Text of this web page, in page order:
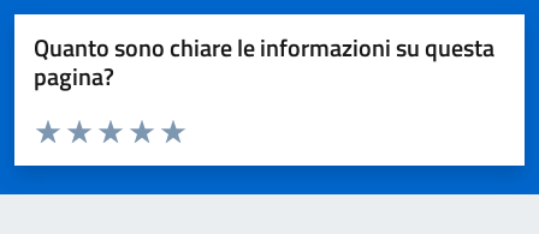
Quanto sono chiare le informazioni su questa
pagina?
Domanda
Valuta da 1 a 5 stelle la pagina
Valuta 5 stelle su 5
Valuta 4 stelle su 5
Valuta 3 stelle su 5
Valuta 2 stelle su 5
Valuta 1 stelle su 5